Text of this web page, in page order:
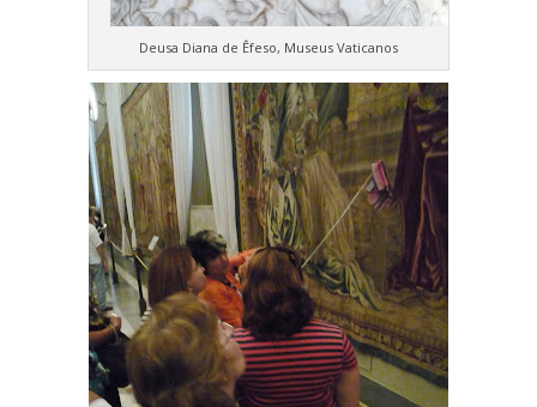
Deusa Diana de Êfeso, Museus Vaticanos